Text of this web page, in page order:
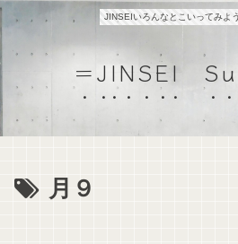
JINSEIいろんなとこいってみよ
＝JINSEI
月９